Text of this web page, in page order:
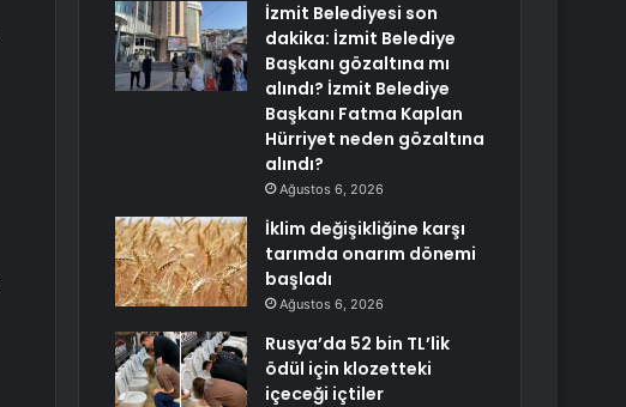
İzmit Belediyesi son
dakika: İzmit Belediye
Başkanı gözaltına mı
alındı? İzmit Belediye
Başkanı Fatma Kaplan
Hürriyet neden gözaltına
alındı?
Ağustos 6, 2026
İklim değişikliğine karşı
tarımda onarım dönemi
başladı
Ağustos 6, 2026
Rusya’da 52 bin TL’lik
ödül için klozetteki
içeceği içtiler